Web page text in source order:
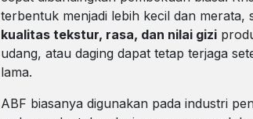
terbentuk menjadi lebih kecil dan merata,
kualitas tekstur, rasa, dan nilai gizi
udang, atau daging dapat tetap terjaga
lama.
ABF biasanya digunakan pada industri